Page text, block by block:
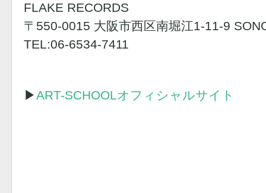
FLAKE RECORDS
〒550-0015 大阪市西区南堀江1-11-9
TEL:06-6534-7411
▶︎ART-SCHOOLオフィシャルサイト